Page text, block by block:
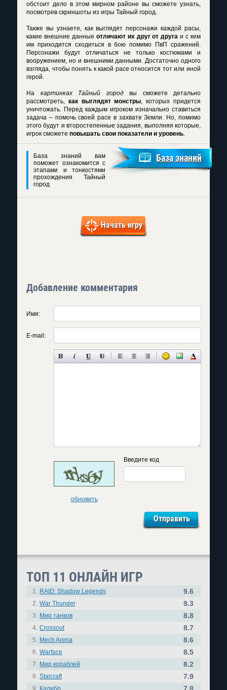
обстоит дело в этом мирном районе вы сможете узнать,
посмотрев скриншоты из игры Тайный город.
Также вы узнаете, как выглядят персонажи каждой расы,
какие внешние данные отличают их друг от друга и с кем
им приходится сходиться в бою помимо ПвП сражений.
Персонажи будут отличаться не только костюмами и
вооружением, но и внешними данными. Достаточно одного
взгляда, чтобы понять к какой расе относится тот или иной
герой.
На картинках Тайный городвы сможете детально
рассмотреть, как выглядят монстры, которых придется
уничтожать. Перед каждым игроком изначально ставиться
задача – помочь своей расе в захвате Земли. Но, помимо
этого будут и второстепенные задания, выполняя которые,
игрок сможете повышать свои показатели и уровень.
База знаний вам
поможет ознакомится с
этапами и тонкостями
прохождения Тайный
город
База знаний
Начать игру
Добавление комментария
Имя:
E-mail:
обновить
Введите код
ТОП 11 ОНЛАЙН ИГР
1. RAID: Shadow Legends 9.6
2. War Thunder 9.3
3. Мир танков 8.8
4. Crossout 8.7
5. Mech Arena 8.6
6. Warface 8.5
7. Мир кораблей 8.2
8. Stalcraft 7.9
9. Калибр